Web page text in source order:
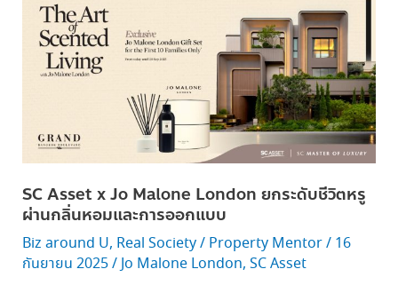
SC Asset x Jo Malone London ยกระดับชีวิตหรู
ผ่านกลิ่นหอมและการออกแบบ
Biz around U, Real Society/ Property Mentor/ 16
กันยายน 2025/Jo Malone London, SC Asset
Asset
Malone
ชีวิต
หรู
ผ่าน
กลิ่น
หอม
และ